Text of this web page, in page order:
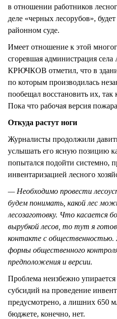
в отношении работников
деле «черных лесорубов»,
районном суде.
Имеет отношение к этой
сгоревшая администрация села
КРЮЧКОВ отметил, что в
по которым производилась
пообещал восстановить их,
Пока что рабочая версия
Откуда растут ноги
Журналисты продолжили
услышать его ясную позицию
попытался подойти системно,
инвентаризацией лесного
— Необходимо провести
будем понимать, какой лес
лесозаготовку. Что касается
вырубкой лесов, то тут я
контакте с
формы общественного
предположения и версии.
Проблема неизбежно
субсидий на проведение
предусмотрено, а лишних 650
бюджете, конечно, нет.